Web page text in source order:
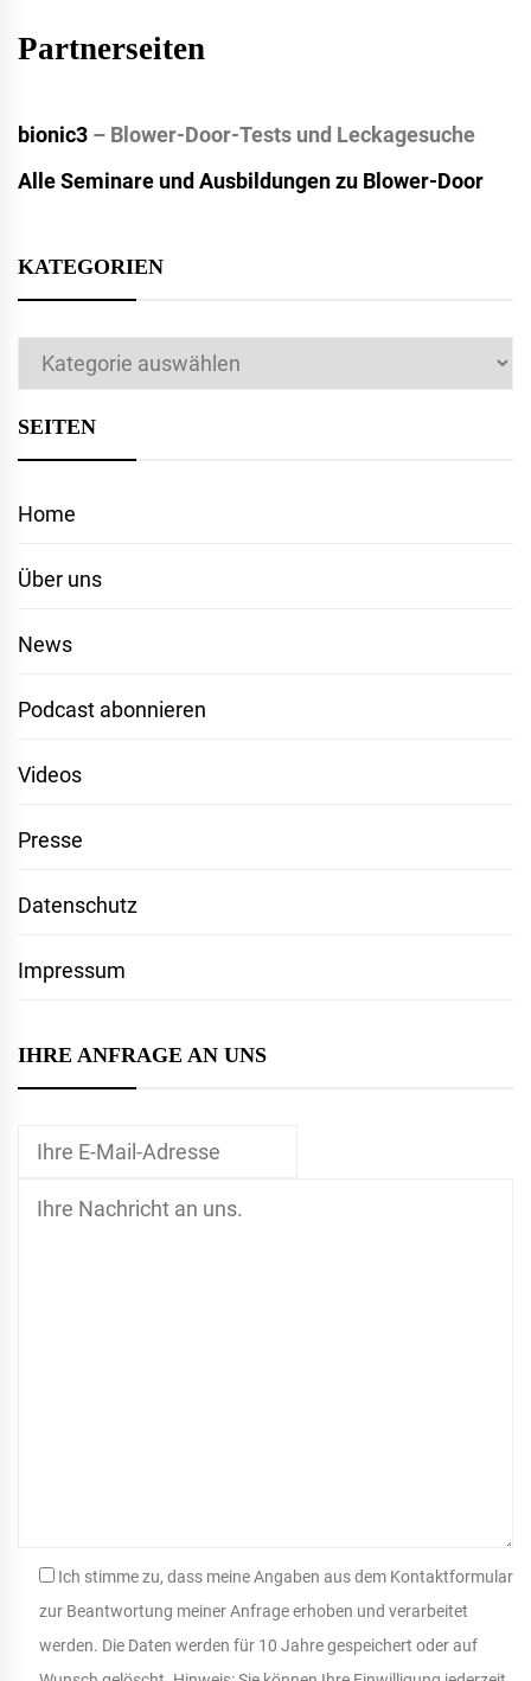
Partnerseiten
bionic3 – Blower-Door-Tests und Leckagesuche
Alle Seminare und Ausbildungen zu Blower-Door
KATEGORIEN
Kategorien
SEITEN
Home
Über uns
News
Podcast abonnieren
Videos
Presse
Datenschutz
Impressum
IHRE ANFRAGE AN UNS
Ich stimme zu, dass meine Angaben aus dem Kontaktformular
zur Beantwortung meiner Anfrage erhoben und verarbeitet
werden. Die Daten werden für 10 Jahre gespeichert oder auf